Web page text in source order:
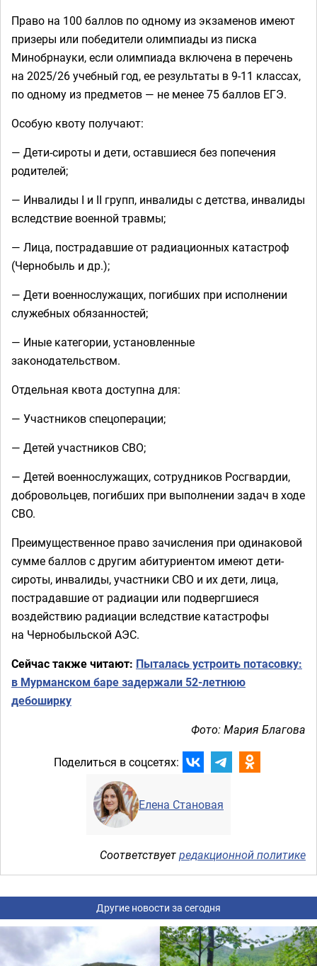
Право на 100 баллов по одному из экзаменов имеют
призеры или победители олимпиады из писка
Минобрнауки, если олимпиада включена в перечень
на 2025/26 учебный год, ее результаты в 9-11 классах,
по одному из предметов — не менее 75 баллов ЕГЭ.
Особую квоту получают:
— Дети-сироты и дети, оставшиеся без попечения
родителей;
— Инвалиды I и II групп, инвалиды с детства, инвалиды
вследствие военной травмы;
— Лица, пострадавшие от радиационных катастроф
(Чернобыль и др.);
— Дети военнослужащих, погибших при исполнении
служебных обязанностей;
— Иные категории, установленные
законодательством.
Отдельная квота доступна для:
— Участников спецоперации;
— Детей участников СВО;
— Детей военнослужащих, сотрудников Росгвардии,
добровольцев, погибших при выполнении задач в ходе
СВО.
Преимущественное право зачисления при одинаковой
сумме баллов с другим абитуриентом имеют дети-
сироты, инвалиды, участники СВО и их дети, лица,
пострадавшие от радиации или подвергшиеся
воздействию радиации вследствие катастрофы
на Чернобыльской АЭС.
Сейчас также читают: Пыталась устроить потасовку:
в Мурманском баре задержали 52-летнюю
дебоширку
Фото: Мария Благова
Поделиться в соцсетях:
Елена Становая
Соответствуетредакционной политике
Другие новости за сегодня